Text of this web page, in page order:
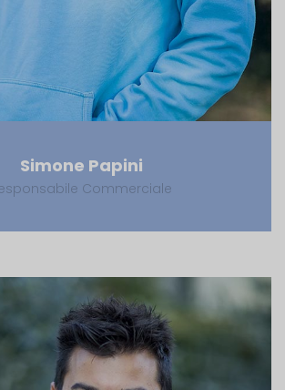
Simone Papini
Commerciale